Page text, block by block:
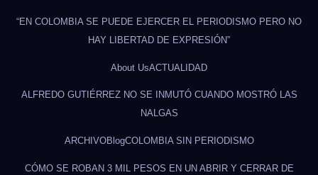
“EN COLOMBIA SE PUEDE EJERCER EL PERIODISMO PERO NO
HAY LIBERTAD DE EXPRESIÓN”
About UsACTUALIDAD
ALFREDO GUTIÉRREZ NO SE INMUTÓ CUANDO MOSTRÓ LAS
NALGAS
ARCHIVOBlogCOLOMBIA SIN PERIODISMO
CÓMO SE ROBAN 3 MIL PESOS EN UN ABRIR Y CERRAR DE